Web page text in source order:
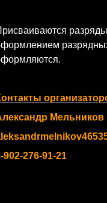
Мельников
902-276-91-21